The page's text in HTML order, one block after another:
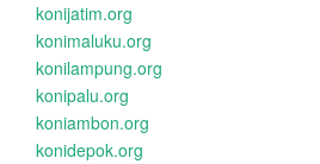
konijatim.org
konimaluku.org
konilampung.org
konipalu.org
koniambon.org
konidepok.org